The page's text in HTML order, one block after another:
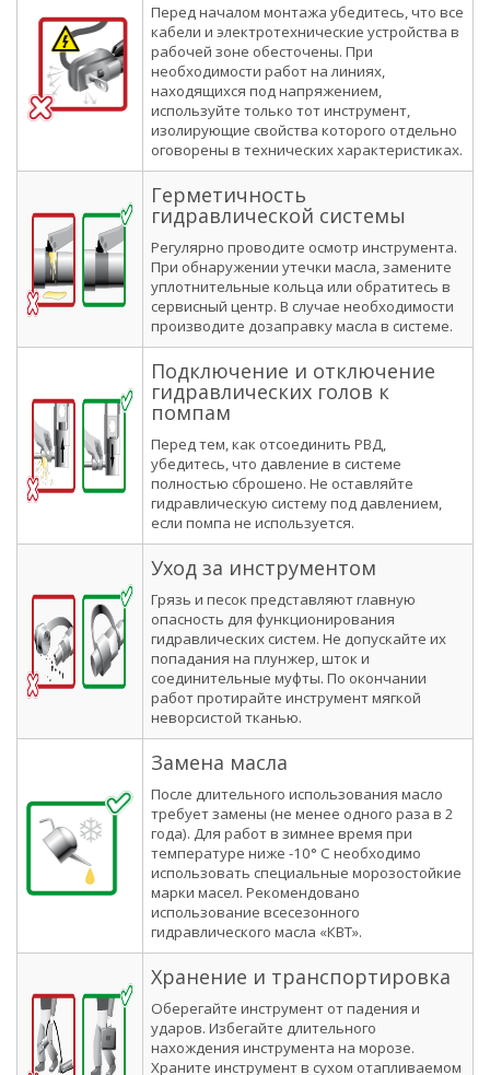
Перед началом монтажа убедитесь, что все
кабели и электротехнические устройства в
рабочей зоне обесточены. При
необходимости работ на линиях,
находящихся под напряжением,
используйте только тот инструмент,
изолирующие свойства которого отдельно
оговорены в технических характеристиках.
Герметичность
гидравлической системы
Регулярно проводите осмотр инструмента.
При обнаружении утечки масла, замените
уплотнительные кольца или обратитесь в
сервисный центр. В случае необходимости
производите дозаправку масла в системе.
Подключение и отключение
гидравлических голов к
помпам
Перед тем, как отсоединить РВД,
убедитесь, что давление в системе
полностью сброшено. Не оставляйте
гидравлическую систему под давлением,
если помпа не используется.
Уход за инструментом
Грязь и песок представляют главную
опасность для функционирования
гидравлических систем. Не допускайте их
попадания на плунжер, шток и
соединительные муфты. По окончании
работ протирайте инструмент мягкой
неворсистой тканью.
Замена масла
После длительного использования масло
требует замены (не менее одного раза в 2
года). Для работ в зимнее время при
температуре ниже -10° С необходимо
использовать специальные морозостойкие
марки масел. Рекомендовано
использование всесезонного
гидравлического масла «КВТ».
Хранение и транспортировка
Оберегайте инструмент от падения и
ударов. Избегайте длительного
нахождения инструмента на морозе.
Храните инструмент в сухом отапливаемом